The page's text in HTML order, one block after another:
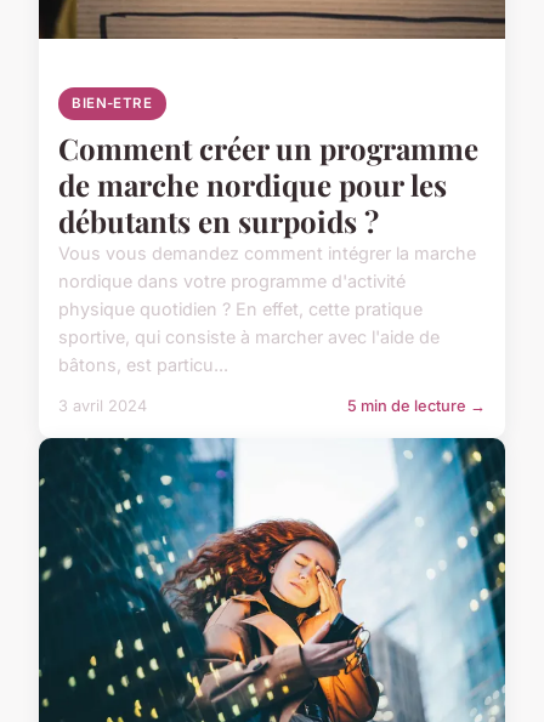
BIEN-ETRE
Comment créer un programme
de marche nordique pour les
débutants en surpoids ?
Vous vous demandez comment intégrer la marche
nordique dans votre programme d'activité
physique quotidien ? En effet, cette pratique
sportive, qui consiste à marcher avec l'aide de
bâtons, est particu...
3 avril 2024 5 min de lecture →